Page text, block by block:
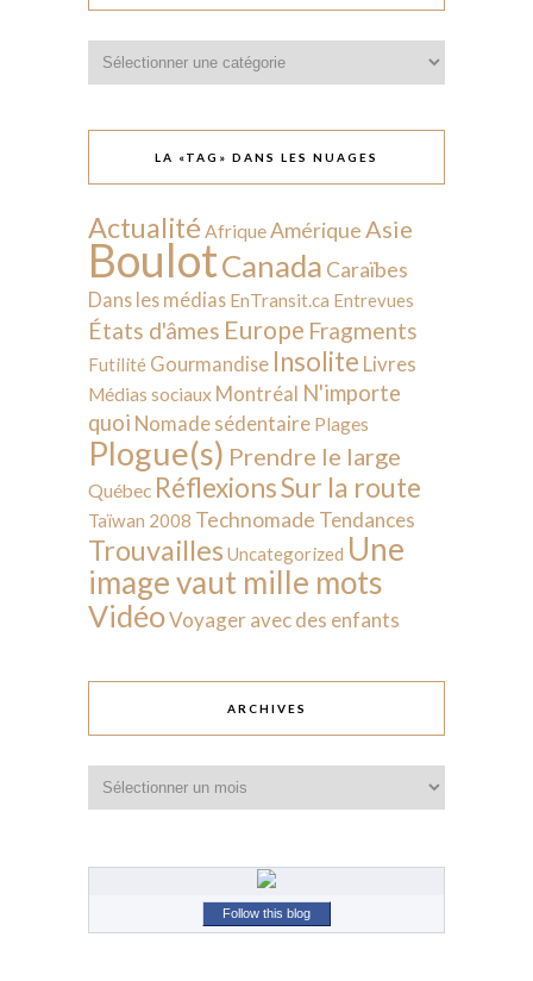
LA «TAG» DANS LES NUAGES
Actualité AfriqueAmérique Asie
BoulotCanada Caraïbes
Dans les médias EnTransit.ca Entrevues
États d'âmes Europe Fragments
Futilité Gourmandise Insolite Livres
Médias sociaux Montréal N'importe
quoi Nomade sédentaire Plages
Plogue(s) Prendre le large
Québec RéflexionsSur la route
Taïwan 2008 Technomade Tendances
Trouvailles Uncategorized Une
image vaut mille mots
VidéoVoyager avec des enfants
ARCHIVES
Follow this blog